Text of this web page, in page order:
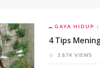
GAYA HIDUP
4 Tips
3.87K VIEWS